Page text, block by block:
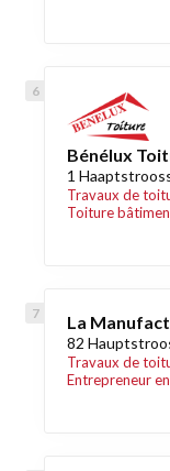
Bénélux
1
Travaux de
Toiture
La
82
Travaux de
Entrepreneur